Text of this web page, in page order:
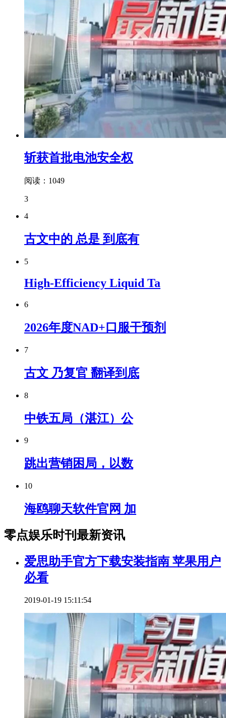
斩获首批电池安全权
阅读：1049
3
4
古文中的 总是 到底有
5
High-Efficiency Liquid Ta
6
2026年度NAD+口服干预剂
7
古文 乃复官 翻译到底
8
中铁五局（湛江）公
9
跳出营销困局，以数
10
海鸥聊天软件官网 加
零点娱乐时刊最新资讯
爱思助手官方下载安装指南 苹果用户
必看
2019-01-19 15:11:54